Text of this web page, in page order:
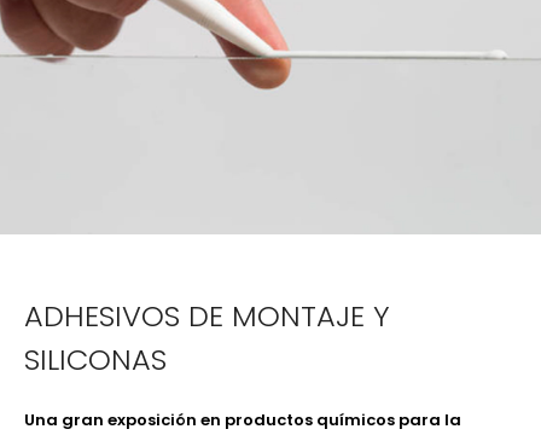
ADHESIVOS DE MONTAJE Y
SILICONAS
Una gran exposición en productos químicos para la